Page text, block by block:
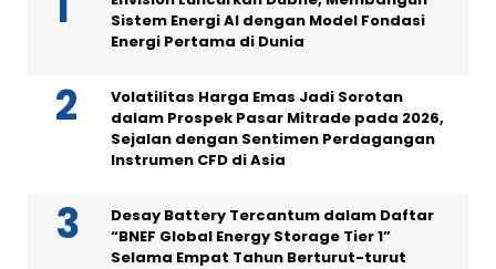
Sistem Energi AI dengan Model Fondasi
Energi Pertama di Dunia
Volatilitas Harga Emas Jadi Sorotan
dalam Prospek Pasar Mitrade pada 2026,
Sejalan dengan Sentimen Perdagangan
Instrumen CFD di Asia
Desay Battery Tercantum dalam Daftar
“BNEF Global Energy Storage Tier 1”
Selama Empat Tahun Berturut-turut